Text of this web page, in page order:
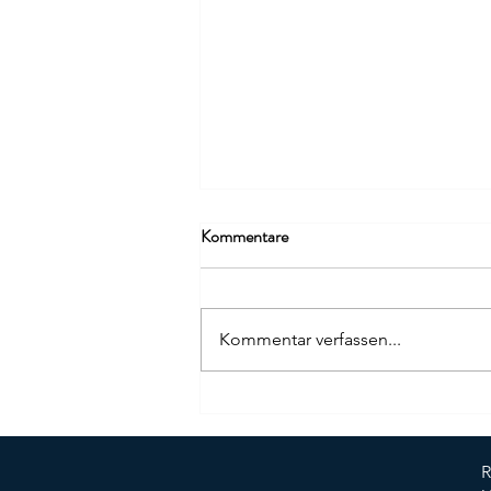
– Grundlagen für Unternehmer
Kommentare
Kommentar verfassen...